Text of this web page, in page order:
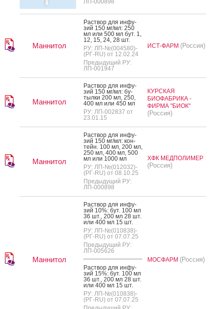
ЛП-000898
Маннитол
Рас­твор для ин­фу­
зий 150 мг/мл: 250
мл или 500 мл бут. 1,
12, 15, 24, 28 шт.
РУ: ЛП-№(004580)-
(РГ-RU) от 12.02.24
Предыдущий РУ:
ЛП-001947
ИСТ-ФАРМ (Россия)
Маннитол
Рас­твор для ин­фу­
зий 150 мг/мл: бу­
тыл­ки 200 мл, 250,
400 мл или 450 мл
РУ: ЛП-002837 от
23.01.15
КУРСКАЯ
БИОФАБРИКА -
ФИРМА "БИОК"
(Россия)
Маннитол
Рас­твор для ин­фу­
зий 150 мг/мл: кон­
тейн. 100 мл, 200 мл,
250 мл, 400 мл, 500
мл или 1000 мл
РУ: ЛП-№(012032)-
(РГ-RU) от 08.10.25
Предыдущий РУ:
ЛП-000898
ХФК МЕДПОЛИМЕР
(Россия)
Маннитол
Рас­твор для ин­фу­
зий 10%: бут. 100 мл
36 шт., 200 мл 28 шт.
или 400 мл 15 шт.
РУ: ЛП-№(010838)-
(РГ-RU) от 07.07.25
Предыдущий РУ:
ЛП-005626
Рас­твор для ин­фу­
зий 15%: бут. 100 мл
36 шт., 200 мл 28 шт.
или 400 мл 15 шт.
РУ: ЛП-№(010838)-
(РГ-RU) от 07.07.25
МОСФАРМ (Россия)